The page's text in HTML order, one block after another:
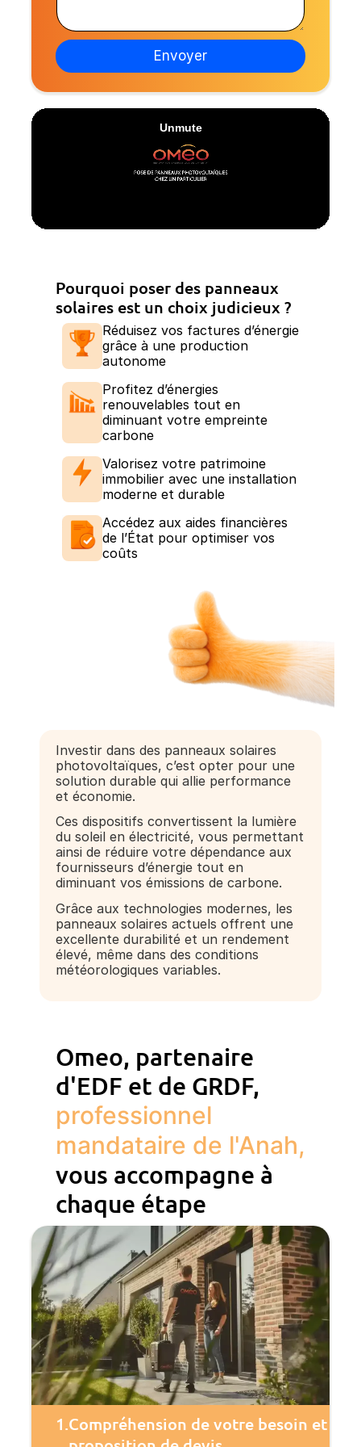
z
u
n
c
é
n
i
e
c
o
n
c
a
e
Envoyer
Pourquoi poser des panneaux
solaires est un choix judicieux ?
Réduisez vos factures d’énergie
grâce à une production
autonome
Profitez d’énergies
renouvelables tout en
diminuant votre empreinte
carbone
Valorisez votre patrimoine
immobilier avec une installation
moderne et durable
Accédez aux aides financières
de l’État pour optimiser vos
coûts
Investir dans des panneaux solaires
photovoltaïques, c’est opter pour une
solution durable qui allie performance
et économie.
Ces dispositifs convertissent la lumière
du soleil en électricité, vous permettant
ainsi de réduire votre dépendance aux
fournisseurs d’énergie tout en
diminuant vos émissions de carbone.
Grâce aux technologies modernes, les
panneaux solaires actuels offrent une
excellente durabilité et un rendement
élevé, même dans des conditions
météorologiques variables.
Omeo, partenaire
d'EDF et de GRDF,
professionnel
mandataire de l'Anah,
vous accompagne à
chaque étape
1.Compréhension de votre besoin et